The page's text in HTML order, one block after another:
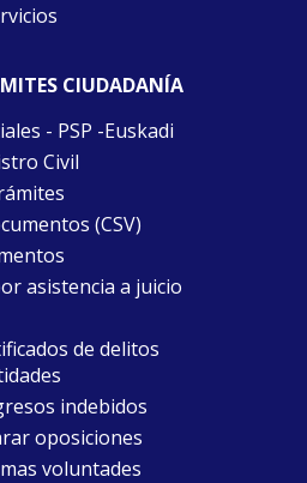
CIUDADANÍA
- PSP -Euskadi
Civil
(CSV)
asistencia a juicio
de delitos
indebidos
oposiciones
voluntades